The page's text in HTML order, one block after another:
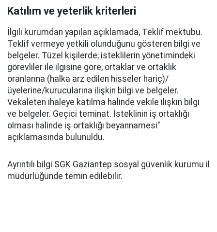
Katılım ve yeterlik kriterleri
İlgili kurumdan yapılan açıklamada, Teklif mektubu.
Teklif vermeye yetkili olunduğunu gösteren bilgi ve
belgeler. Tüzel kişilerde; isteklilerin yönetimindeki
görevliler ile ilgisine göre, ortaklar ve ortaklık
oranlarına (halka arz edilen hisseler hariç)/
üyelerine/kurucularına ilişkin bilgi ve belgeler.
Vekaleten ihaleye katılma halinde vekile ilişkin bilgi
ve belgeler. Geçici teminat. İsteklinin iş ortaklığı
olması halinde iş ortaklığı beyannamesi"
açıklamasında bulunuldu.
Ayrıntılı bilgi SGK Gaziantep sosyal güvenlik kurumu il
müdürlüğünde temin edilebilir.